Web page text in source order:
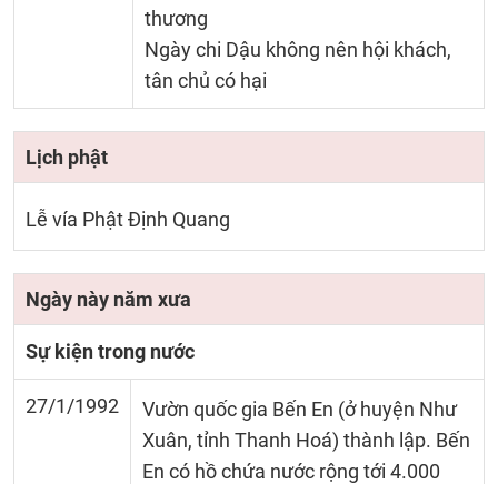
thương
Ngày chi Dậu không nên hội khách,
tân chủ có hại
Lịch phật
Lễ vía Phật Định Quang
Ngày này năm xưa
Sự kiện trong nước
27/1/1992
Vườn quốc gia Bến En (ở huyện Như
Xuân, tỉnh Thanh Hoá) thành lập. Bến
En có hồ chứa nước rộng tới 4.000